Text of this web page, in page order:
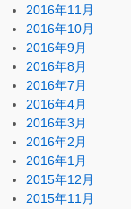
2016年11月
2016年10月
2016年9月
2016年8月
2016年7月
2016年4月
2016年3月
2016年2月
2016年1月
2015年12月
2015年11月